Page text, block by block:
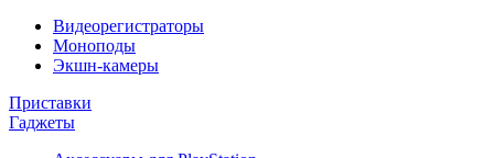
Видеорегистраторы
Моноподы
Экшн-камеры
Приставки
Гаджеты